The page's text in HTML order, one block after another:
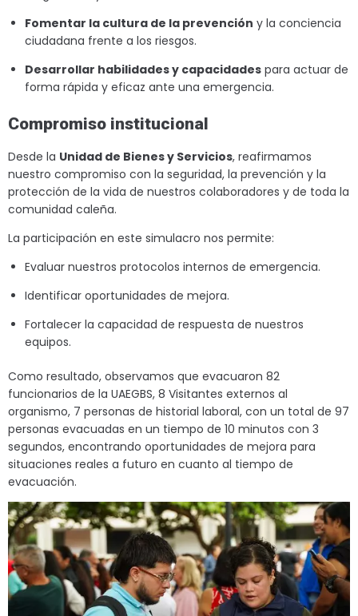
Fomentar la cultura de la prevención y la conciencia
ciudadana frente a los riesgos.
Desarrollar habilidades y capacidades para actuar de
forma rápida y eficaz ante una emergencia.
Compromiso institucional
Desde la Unidad de Bienes y Servicios, reafirmamos
nuestro compromiso con la seguridad, la prevención y la
protección de la vida de nuestros colaboradores y de toda la
comunidad caleña.
La participación en este simulacro nos permite:
Evaluar nuestros protocolos internos de emergencia.
Identificar oportunidades de mejora.
Fortalecer la capacidad de respuesta de nuestros
equipos.
Como resultado, observamos que evacuaron 82
funcionarios de la UAEGBS, 8 Visitantes externos al
organismo, 7 personas de historial laboral, con un total de 97
personas evacuadas en un tiempo de 10 minutos con 3
segundos, encontrando oportunidades de mejora para
situaciones reales a futuro en cuanto al tiempo de
evacuación.